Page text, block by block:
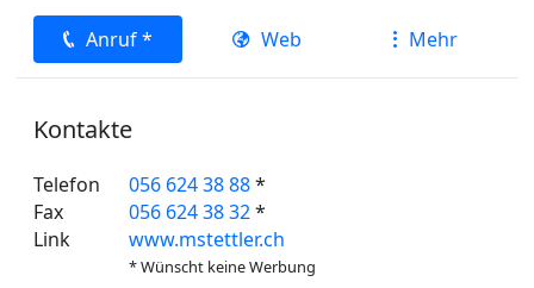
Anruf * Web Mehr
Kontakte
Telefon 056 624 38 88*
Fax
056 624 38 32*
Link
www.mstettler.ch
* Wünscht keine Werbung